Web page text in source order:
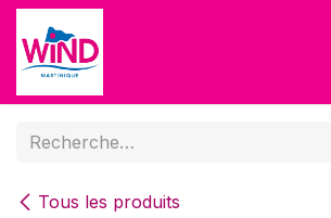
Se rendre au contenu
Tous les produits